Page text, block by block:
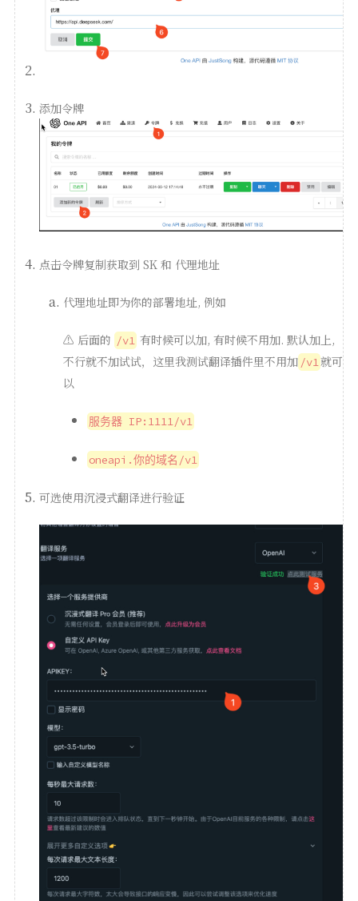
添加令牌
点击令牌复制获取到 SK 和 代理地址
代理地址即为你的部署地址, 例如
⚠️ 后面的 /v1 有时候可以加, 有时候不用加. 默认加上,
不行就不加试试，这里我测试翻译插件里不用加 /v1就可
以
服务器 IP:1111/v1
oneapi.你的域名/v1
可选使用沉浸式翻译进行验证